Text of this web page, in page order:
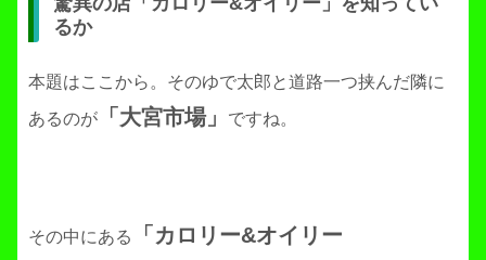
るか
本題はここから。そのゆで太郎と道路一つ挟んだ隣に
あるのが
「大宮市場」 ですね。
その中にある
「カロリー&オイリー